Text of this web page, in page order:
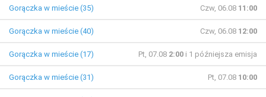
Gorączka w mieście (35) Czw, 06.08 11:00
Gorączka w mieście (40) Czw, 06.08 12:00
Gorączka w mieście (17) Pt, 07.08 2:00 i 1 późniejsza emisja
Gorączka w mieście (31) Pt, 07.08 10:00